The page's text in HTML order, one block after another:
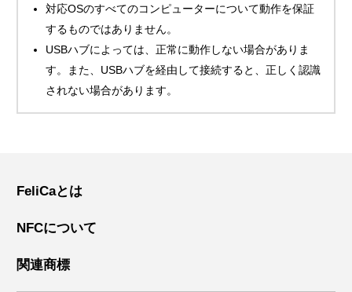
対応OSのすべてのコンピューターについて動作を保証
するものではありません。
USBハブによっては、正常に動作しない場合がありま
す。また、USBハブを経由して接続すると、正しく認識
されない場合があります。
FeliCaとは
NFCについて
関連商標